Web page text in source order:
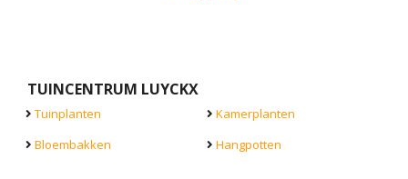
TUINCENTRUM LUYCKX
Tuinplanten
Kamerplanten
Bloembakken
Hangpotten